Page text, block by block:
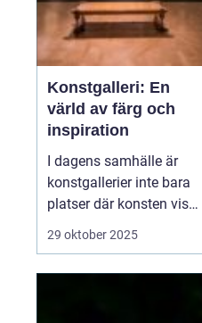
Konstgalleri: En
värld av färg och
inspiration
I dagens samhälle är
konstgallerier inte bara
platser där konsten visas
upp, utan också
29 oktober 2025